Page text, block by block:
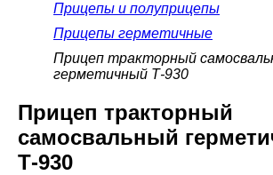
Прицепы и полуприцепы
Прицепы герметичные
Прицеп тракторный
герметичный Т-930
Прицеп тракторный
самосвальный
Т-930